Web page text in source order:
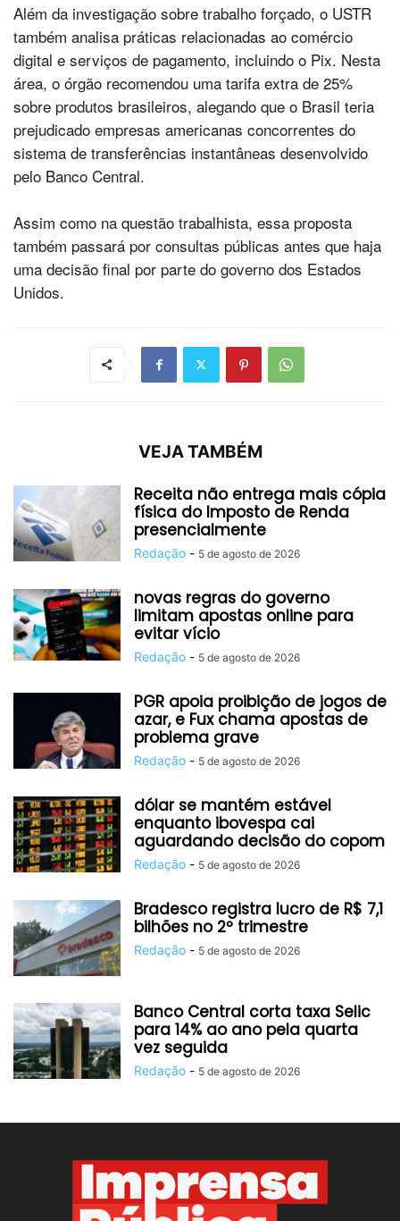
Além da investigação sobre trabalho forçado, o USTR
também analisa práticas relacionadas ao comércio
digital e serviços de pagamento, incluindo o Pix. Nesta
área, o órgão recomendou uma tarifa extra de 25%
sobre produtos brasileiros, alegando que o Brasil teria
prejudicado empresas americanas concorrentes do
sistema de transferências instantâneas desenvolvido
pelo Banco Central.
Assim como na questão trabalhista, essa proposta
também passará por consultas públicas antes que haja
uma decisão final por parte do governo dos Estados
Unidos.
VEJA TAMBÉM
Receita não entrega mais cópia
física do Imposto de Renda
presencialmente
Redação - 5 de agosto de 2026
novas regras do governo
limitam apostas online para
evitar vício
Redação - 5 de agosto de 2026
PGR apoia proibição de jogos de
azar, e Fux chama apostas de
problema grave
Redação - 5 de agosto de 2026
dólar se mantém estável
enquanto ibovespa cai
aguardando decisão do copom
Redação - 5 de agosto de 2026
Bradesco registra lucro de R$ 7,1
bilhões no 2º trimestre
Redação - 5 de agosto de 2026
Banco Central corta taxa Selic
para 14% ao ano pela quarta
vez seguida
Redação - 5 de agosto de 2026